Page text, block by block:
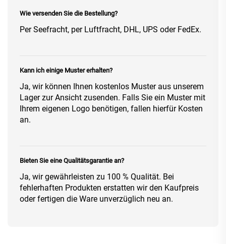
Wie versenden Sie die Bestellung?
Per Seefracht, per Luftfracht, DHL, UPS oder FedEx.
Kann ich einige Muster erhalten?
Ja, wir können Ihnen kostenlos Muster aus unserem
Lager zur Ansicht zusenden. Falls Sie ein Muster mit
Ihrem eigenen Logo benötigen, fallen hierfür Kosten
an.
Bieten Sie eine Qualitätsgarantie an?
Ja, wir gewährleisten zu 100 % Qualität. Bei
fehlerhaften Produkten erstatten wir den Kaufpreis
oder fertigen die Ware unverzüglich neu an.